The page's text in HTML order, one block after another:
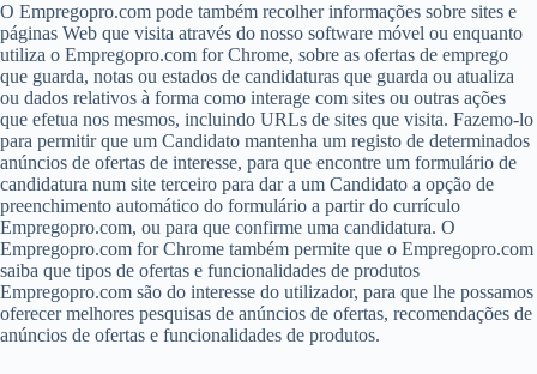
O Empregopro.com pode também recolher informações sobre sites e
páginas Web que visita através do nosso software móvel ou enquanto
utiliza o Empregopro.com for Chrome, sobre as ofertas de emprego
que guarda, notas ou estados de candidaturas que guarda ou atualiza
ou dados relativos à forma como interage com sites ou outras ações
que efetua nos mesmos, incluindo URLs de sites que visita. Fazemo-lo
para permitir que um Candidato mantenha um registo de determinados
anúncios de ofertas de interesse, para que encontre um formulário de
candidatura num site terceiro para dar a um Candidato a opção de
preenchimento automático do formulário a partir do currículo
Empregopro.com, ou para que confirme uma candidatura. O
Empregopro.com for Chrome também permite que o Empregopro.com
saiba que tipos de ofertas e funcionalidades de produtos
Empregopro.com são do interesse do utilizador, para que lhe possamos
oferecer melhores pesquisas de anúncios de ofertas, recomendações de
anúncios de ofertas e funcionalidades de produtos.